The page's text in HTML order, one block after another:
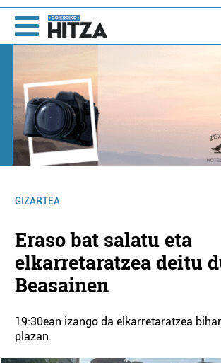
GIZARTEA
Eraso bat salatu eta
elkarretaratzea deitu
Beasainen
19:30ean izango da elkarretaratzea
plazan.